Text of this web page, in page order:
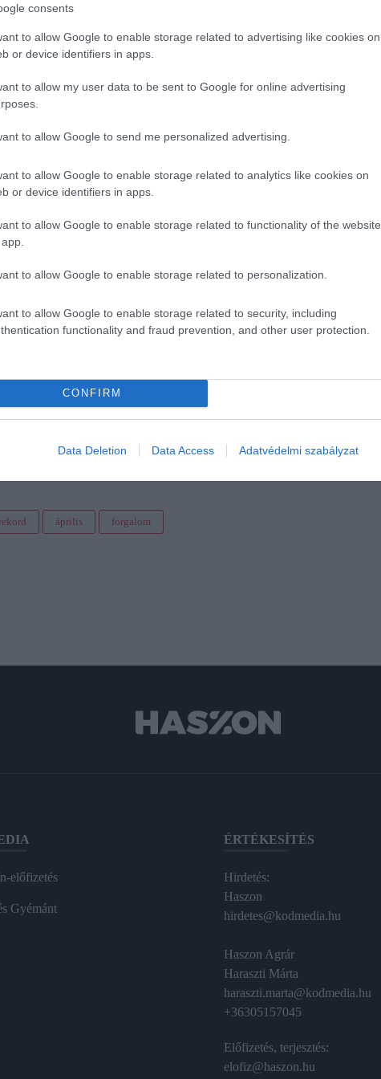
consents
to allow Google to enable storage related to advertising like cookies on
or device identifiers in apps.
to allow my user data to be sent to Google for online advertising
to allow Google to send me personalized advertising.
to allow Google to enable storage related to analytics like cookies on
or device identifiers in apps.
to allow Google to enable storage related to functionality of the website
to allow Google to enable storage related to personalization.
to allow Google to enable storage related to security, including
functionality and fraud prevention, and other user protection.
CONFIRM
Data Deletion Data Access Adatvédelmi szabályzat
ami a lecserélt járművek piacra kerülésével szintén pótlólagos
a megugró használtautó-árak és a reálbércsökkenés miatt,
elsősorban a tervezettnél tovább használt autók kerülnek
és olcsóbb járművek felé tolódott el, vagyis egyelőre a
hordoz, az év eleji lendületnek köszönhetően
az éves rekord is megdőljön – az eddigi csúcsértéket 2022-ben,
piac.
középkategóriás személyautók, illetve kisautók cserélnek
aránya az első négy hónapban.
az Opel Astra (5,2%), a Ford Focus (2,9%) és a
a Suzuki Swift (4,0%) vezeti, amelyet az Opel Corsa
leggyakoribb modellek között a felső-középkategória a
(2,6%) és a BMW 3-as szériával (2,2%) képviselteti
gazdát cserélő 305 800 személyautó mennyisége 14,4
regisztrált 267 200-as értéknél, az importált használt autók
3,4 százalékkal múlja felül az egy évvel korábban mért 34
rekord április forgalom
előfizetés
Gyémánt
ÉRTÉKESÍTÉS
Hirdetés:
Haszon
hirdetes@kodmedia.hu
Haszon Agrár
Haraszti Márta
haraszti.marta@kodmedia.hu
+36305157045
Előfizetés, terjesztés:
elofiz@haszon.hu